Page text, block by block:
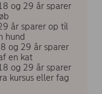
og 29 år sparer
år sparer op til
hund
og 29 år sparer
en kat
og 29 år sparer
kursus eller fag